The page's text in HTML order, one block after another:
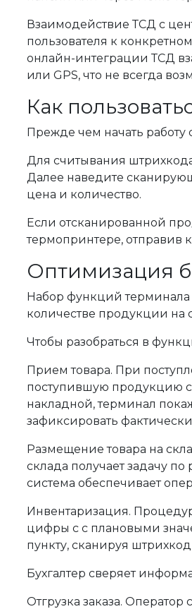
Взаимодействие ТСД с
пользователя к
онлайн-интеграции ТСД
или GPS, что не всегда
Как
Прежде чем начать работу
Для считывания
Далее наведите
цена и количество.
Если отсканированной
термопринтере, отправив
Оптимизация
Набор функций терминала
количестве продукции на
Чтобы разобраться в
Прием товара. При
поступившую продукцию с
накладной, терминал
зафиксировать
Размещение товара на
склада получает задачу
система обеспечивает
Инвентаризация.
цифры с с плановыми
пункту, сканируя
Бухгалтер сверяет
Отгрузка заказа.